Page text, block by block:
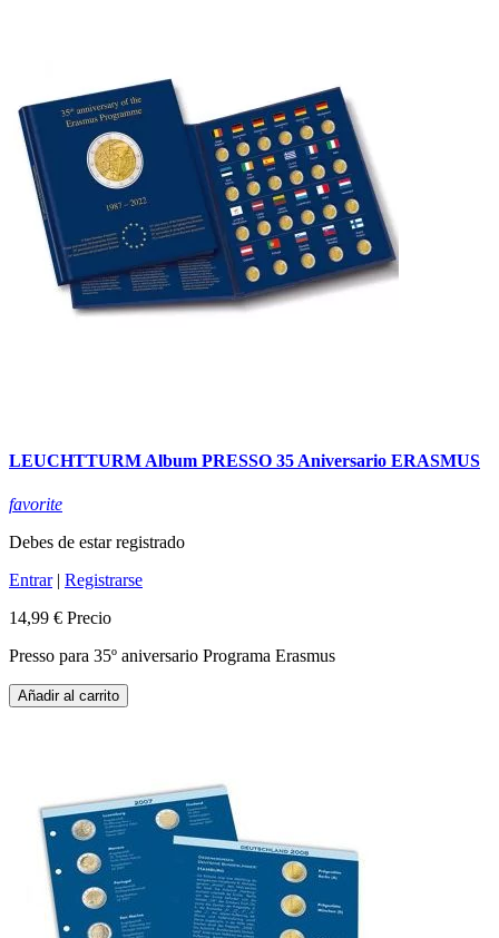
LEUCHTTURM Album PRESSO 35 Aniversario ERASMUS
favorite
Debes de estar registrado
Entrar| Registrarse
14,99 € Precio
Presso para 35º aniversario Programa Erasmus
Añadir al carrito